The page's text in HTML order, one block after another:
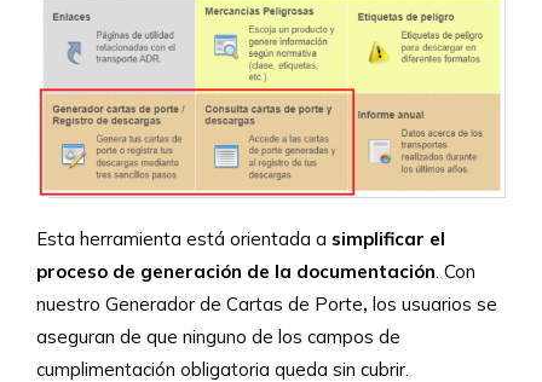
Esta herramienta está orientada a simplificar el
proceso de generación de la documentación . Con
nuestro Generador de Cartas de Porte, los usuarios se
aseguran de que ninguno de los campos de
cumplimentación obligatoria queda sin cubrir.